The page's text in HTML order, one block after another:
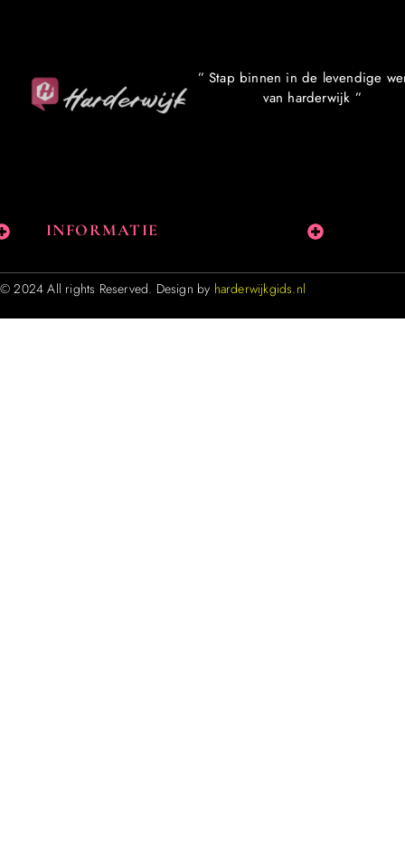
” Stap binnen in de levendige
van harderwijk ”
INFORMATIE
© 2024 All rights Reserved. Design by harderwijkgids.nl